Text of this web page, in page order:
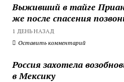
Выживший в тайге
же после спасения
1 ДЕНЬ НАЗАД
Оставить комментарий
Россия захотела
в Мексику